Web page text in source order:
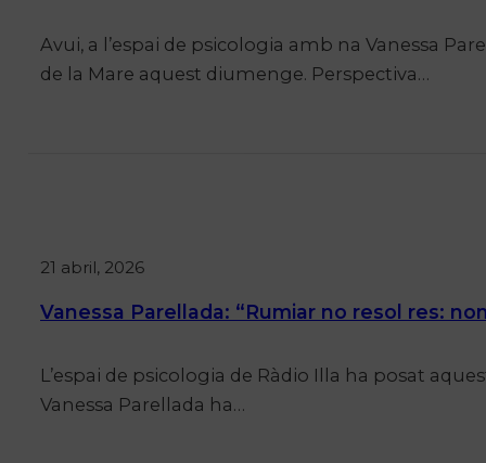
Avui, a l’espai de psicologia amb na Vanessa
de la Mare aquest diumenge. Perspectiva…
21 abril, 2026
Vanessa Parellada: “Rumiar no resol res:
L’espai de psicologia de Ràdio Illa ha posat
Vanessa Parellada ha…